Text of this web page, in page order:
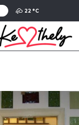
22 °C